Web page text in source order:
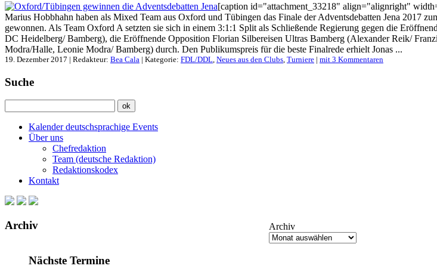
Cup
[caption id="attachment_33218" align="alignright"
Marius Hobbhahn haben als Mixed Team aus Oxford und Tübingen das Finale der Adventsdebatten Jena 2017
gewonnen. Als Team Oxford A setzten sie sich in einem 3:1:1 Split als Schließende Regierung gegen die
DC Heidelberg/ Bamberg), die Eröffnende Opposition Florian Silbereisen Ultras Bamberg (Alexander Reik/
Modra/Halle, Leonie Modra/ Bamberg) durch. Den Publikumspreis für die beste Finalrede erhielt Jonas ...
19. Dezember 2017 | Redakteur: Bea Cala | Kategorie: FDL/DDL Neues aus den Clubs Turniere | mit 3 Kommentaren
Suche
Kalender deutschsprachige Events
Über uns
Chefredaktion
Team (deutsche Redaktion)
Redaktionskodex
Kontakt
Archiv Archiv
Nächste Termine